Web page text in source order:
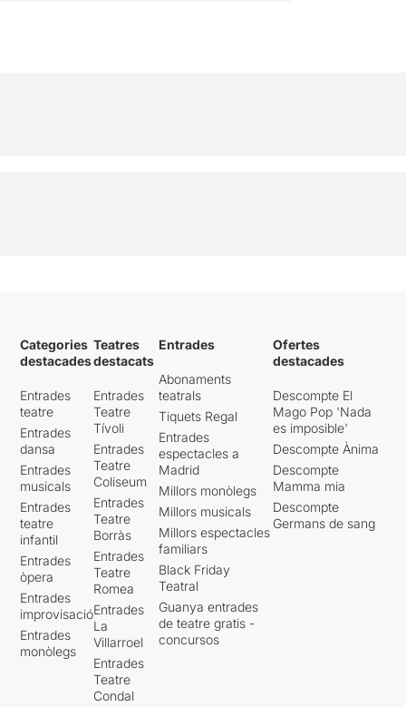
Categories
destacades
Entrades
teatre
Entrades
dansa
Entrades
musicals
Entrades
teatre
infantil
Entrades
òpera
Entrades
improvisació
Entrades
monòlegs
Teatres
destacats
Entrades
Teatre
Tívoli
Entrades
Teatre
Coliseum
Entrades
Teatre
Borràs
Entrades
Teatre
Romea
Entrades
La
Villarroel
Entrades
Teatre
Condal
Entrades
Abonaments
teatrals
Tiquets Regal
Entrades
espectacles a
Madrid
Millors monòlegs
Millors musicals
Millors espectacles
familiars
Black Friday
Teatral
Guanya entrades
de teatre gratis -
concursos
Ofertes
destacades
Descompte El
Mago Pop 'Nada
es imposible'
Descompte Ànima
Descompte
Mamma mia
Descompte
Germans de sang